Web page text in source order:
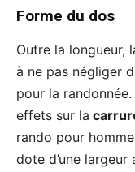
Forme du dos
Outre la longueur,
à ne pas négliger
pour la
effets sur la
rando pour
dote d’une